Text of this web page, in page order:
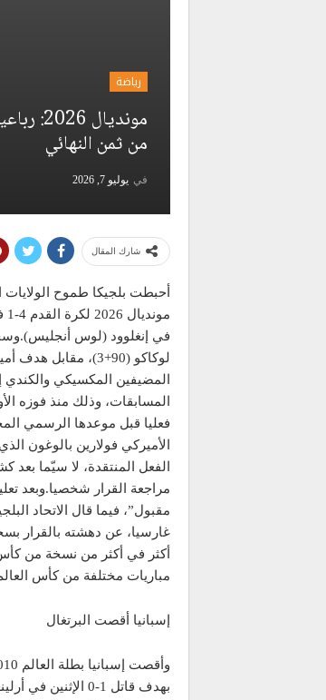
رياضة
من ثمن النهائي
في يوليو 7, 2026
شارك المقال
المضيفين المكسيكي والكندي
فعليا قبل موعدها الرسمي
الفعل المنتقدة، لا سيّما
مراجعة القرار شخصيا. وبعد
مقبول”، فيما قال الاتحاد
غارسيا، عن دهشته بالقرار
مباريات مختلفة من كأس
إسبانيا أقصت البرتغال
بهدف قاتل 1-0